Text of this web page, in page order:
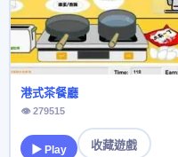
港式茶餐廳
👁 279515
▶ Play 收藏遊戲